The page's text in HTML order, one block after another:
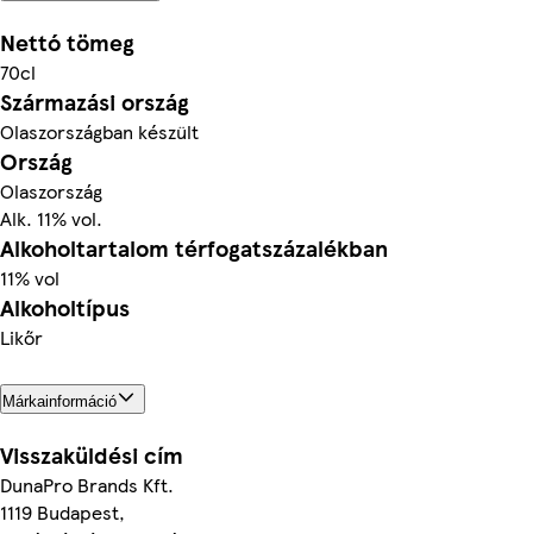
Nettó tömeg
70cl
Származási ország
Olaszországban készült
Ország
Olaszország
Alk. 11% vol.
Alkoholtartalom térfogatszázalékban
11% vol
Alkoholtípus
Likőr
Márkainformáció
Visszaküldési cím
DunaPro Brands Kft.
1119 Budapest,